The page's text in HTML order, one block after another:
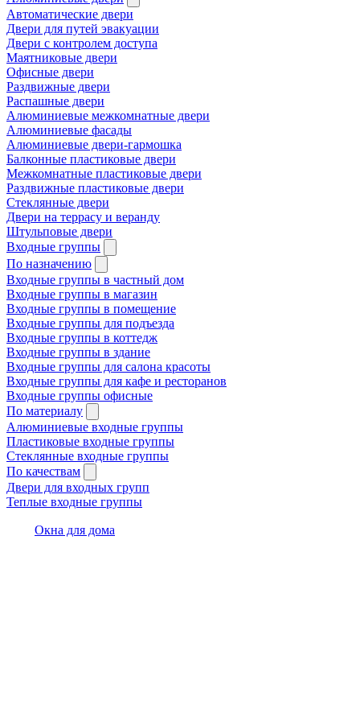
Автоматические двери
Двери для путей эвакуации
Двери с контролем доступа
Маятниковые двери
Офисные двери
Раздвижные двери
Распашные двери
Алюминиевые межкомнатные двери
Алюминиевые фасады
Алюминиевые двери-гармошка
Балконные пластиковые двери
Межкомнатные пластиковые двери
Раздвижные пластиковые двери
Стеклянные двери
Двери на террасу и веранду
Штульповые двери
Входные группы
По назначению
Входные группы в частный дом
Входные группы в магазин
Входные группы в помещение
Входные группы для подъезда
Входные группы в коттедж
Входные группы в здание
Входные группы для салона красоты
Входные группы для кафе и ресторанов
Входные группы офисные
По материалу
Алюминиевые входные группы
Пластиковые входные группы
Стеклянные входные группы
По качествам
Двери для входных групп
Теплые входные группы
Окна для дома